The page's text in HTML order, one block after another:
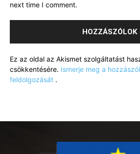
next time I comment.
Ez az oldal az Akismet szolgáltatást
csökkentésére. Ismerje meg a
feldolgozását .